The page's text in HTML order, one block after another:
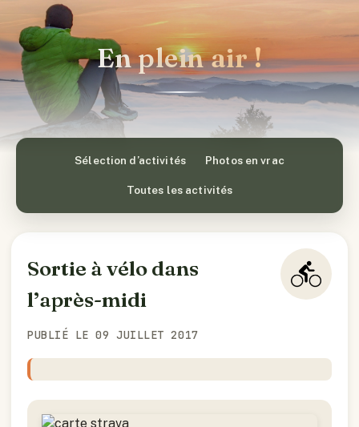
En plein air !
Sélection d’activités Photos en vrac
Toutes les activités
Sortie à vélo dans
l’après-midi
PUBLIÉ LE 09 JUILLET 2017